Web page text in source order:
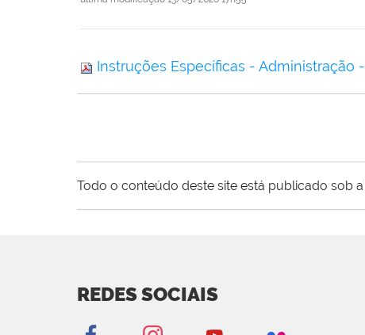
Instruções Específicas - Administração
Todo o conteúdo deste site está publicado sob
REDES SOCIAIS